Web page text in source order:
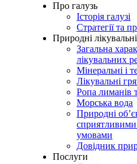
Про галузь
Історія галузі
Стратегії та
Природні
Загальна
лікувальних
Мінеральні і
Лікувальні
Ропа лиманів
Морська вода
Природні
сприятливими
умовами
Довідник
Послуги